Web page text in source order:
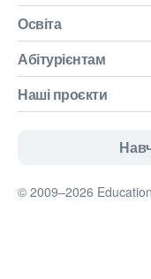
Освіта
Абітурієнтам
Наші проєкти
© 2009–2026